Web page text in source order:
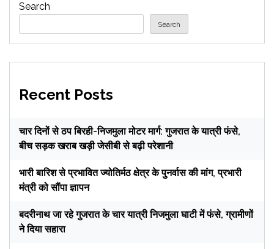
Search
Search
Recent Posts
चार दिनों से ठप बिरही-निजमुला मोटर मार्ग: गुजरात के यात्री फंसे,
बीच सड़क खराब खड़ी जेसीबी से बढ़ी परेशानी
भारी बारिश से प्रभावित ज्योतिर्मठ क्षेत्र के पुनर्वास की मांग, प्रभारी
मंत्री को सौंपा ज्ञापन
बदरीनाथ जा रहे गुजरात के चार यात्री निजमुला घाटी में फंसे, ग्रामीणों
ने दिया सहारा